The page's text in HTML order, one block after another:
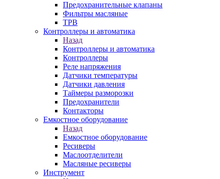
Предохранительные клапаны
Фильтры масляные
ТРВ
Контроллеры и автоматика
Назад
Контроллеры и автоматика
Контроллеры
Реле напряжения
Датчики температуры
Датчики давления
Таймеры разморозки
Предохранители
Контакторы
Емкостное оборудование
Назад
Емкостное оборудование
Ресиверы
Маслоотделители
Масляные ресиверы
Инструмент